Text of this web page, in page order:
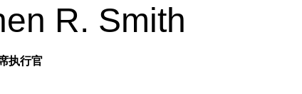
R. Smith
执行官